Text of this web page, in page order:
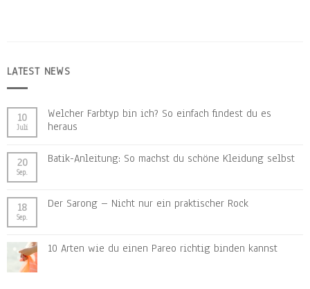
LATEST NEWS
10
Juli
Welcher Farbtyp bin ich? So einfach findest du es
heraus
20
Sep.
Batik-Anleitung: So machst du schöne Kleidung selbst
18
Sep.
Der Sarong – Nicht nur ein praktischer Rock
10 Arten wie du einen Pareo richtig binden kannst